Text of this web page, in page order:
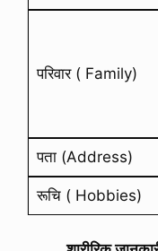
परिवार ( Family)
पता (Address)
रूचि ( Hobbies)